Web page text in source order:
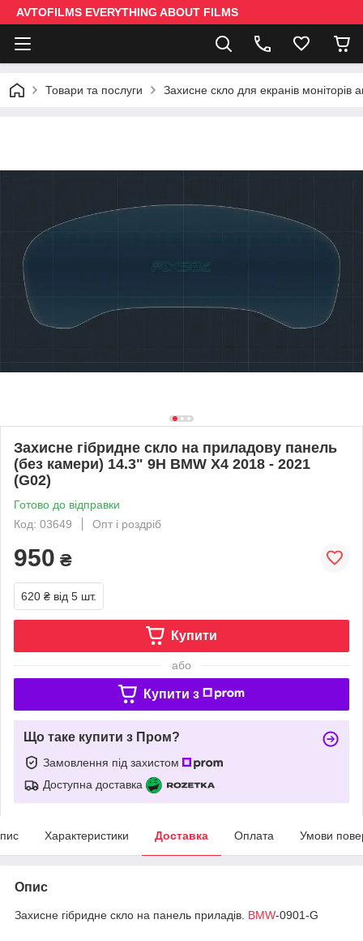
AVTOFILMS EVERYTHING ABOUT FILMS
Товари та послуги Захисне скло для екранів моніторів
Захисне гібридне скло на приладову панель
(без камери) 14.3" 9H BMW X4 2018 - 2021
(G02)
Готово до відправки
Код: 03649
Опт і роздріб
950 ₴
620 ₴ від 5 шт.
Купити
або
Купити з
Що таке купити з Пром?
Замовлення під захистом
Доступна доставка
Характеристики Доставка Оплата Умови
Опис
Захисне гібридне скло на панель приладів. BMW-0901-G